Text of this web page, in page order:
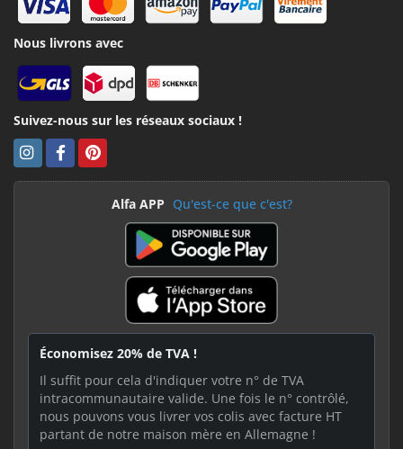
Nous livrons avec
Suivez-nous sur les réseaux sociaux !
Alfa APP Qu'est-ce que c'est?
Économisez 20% de TVA !
Il suffit pour cela d'indiquer votre n° de TVA
intracommunautaire valide. Une fois le n° contrôlé,
nous pouvons vous livrer vos colis avec facture HT
partant de notre maison mère en Allemagne !